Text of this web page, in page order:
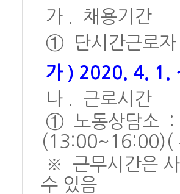
가
채용기간
①
단시간근로자
가 ) 2020. 4. 1.
나
근로시간
① 노동상담소
:
(13:00~16:00)(
※
근무시간은
수 있음